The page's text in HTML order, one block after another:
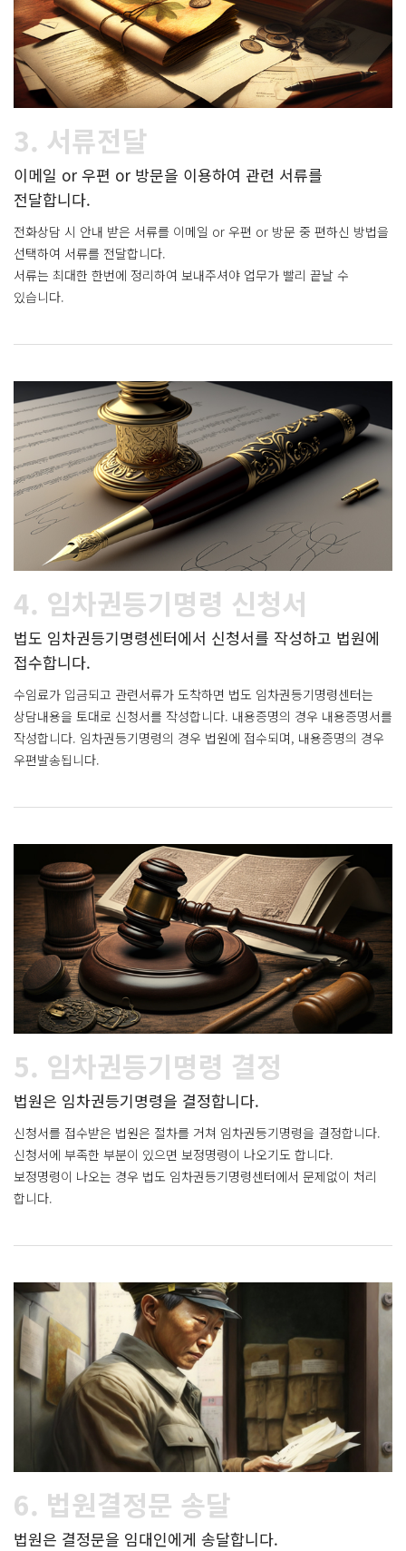
3. 서류전달
이메일 or 우편 or 방문을 이용하여 관련 서류를
전달합니다.
전화상담 시 안내 받은 서류를 이메일 or 우편 or 방문 중 편하신 방법을
선택하여 서류를 전달합니다.
서류는 최대한 한번에 정리하여 보내주셔야 업무가 빨리 끝날 수
있습니다.
4. 임차권등기명령 신청서
법도 임차권등기명령센터에서 신청서를 작성하고 법원에
접수합니다.
수임료가 입금되고 관련서류가 도착하면 법도 임차권등기명령센터는
상담내용을 토대로 신청서를 작성합니다. 내용증명의 경우 내용증명서를
작성합니다. 임차권등기명령의 경우 법원에 접수되며, 내용증명의 경우
우편발송됩니다.
5. 임차권등기명령 결정
법원은 임차권등기명령을 결정합니다.
신청서를 접수받은 법원은 절차를 거쳐 임차권등기명령을 결정합니다.
신청서에 부족한 부분이 있으면 보정명령이 나오기도 합니다.
보정명령이 나오는 경우 법도 임차권등기명령센터에서 문제없이 처리
합니다.
6. 법원결정문 송달
법원은 결정문을 임대인에게 송달합니다.